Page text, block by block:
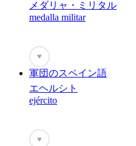
メダリャ・ミリタル
medalla militar
♥
軍団のスペイン語
エヘルシト
ejército
♥